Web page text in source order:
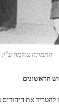
התמונה צולמה ע"י: Wikimedia Commons/נחלת הכלל
הראשונים
להטריד את